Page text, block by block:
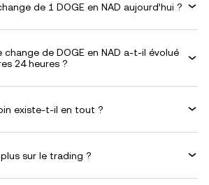
de 1 DOGE en NAD aujourd’hui ?
de DOGE en NAD a-t-il évolué
24 heures ?
existe-t-il en tout ?
sur le trading ?